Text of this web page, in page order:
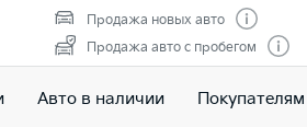
Продажа новых авто
Продажа авто с пробегом
Авто в наличии Покупателям